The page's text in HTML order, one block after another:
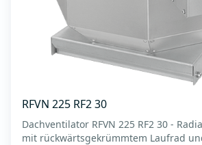
RFVN 225 RF2 30
Dachventilator RFVN 225 RF2 30 -
mit rückwärtsgekrümmtem Laufrad